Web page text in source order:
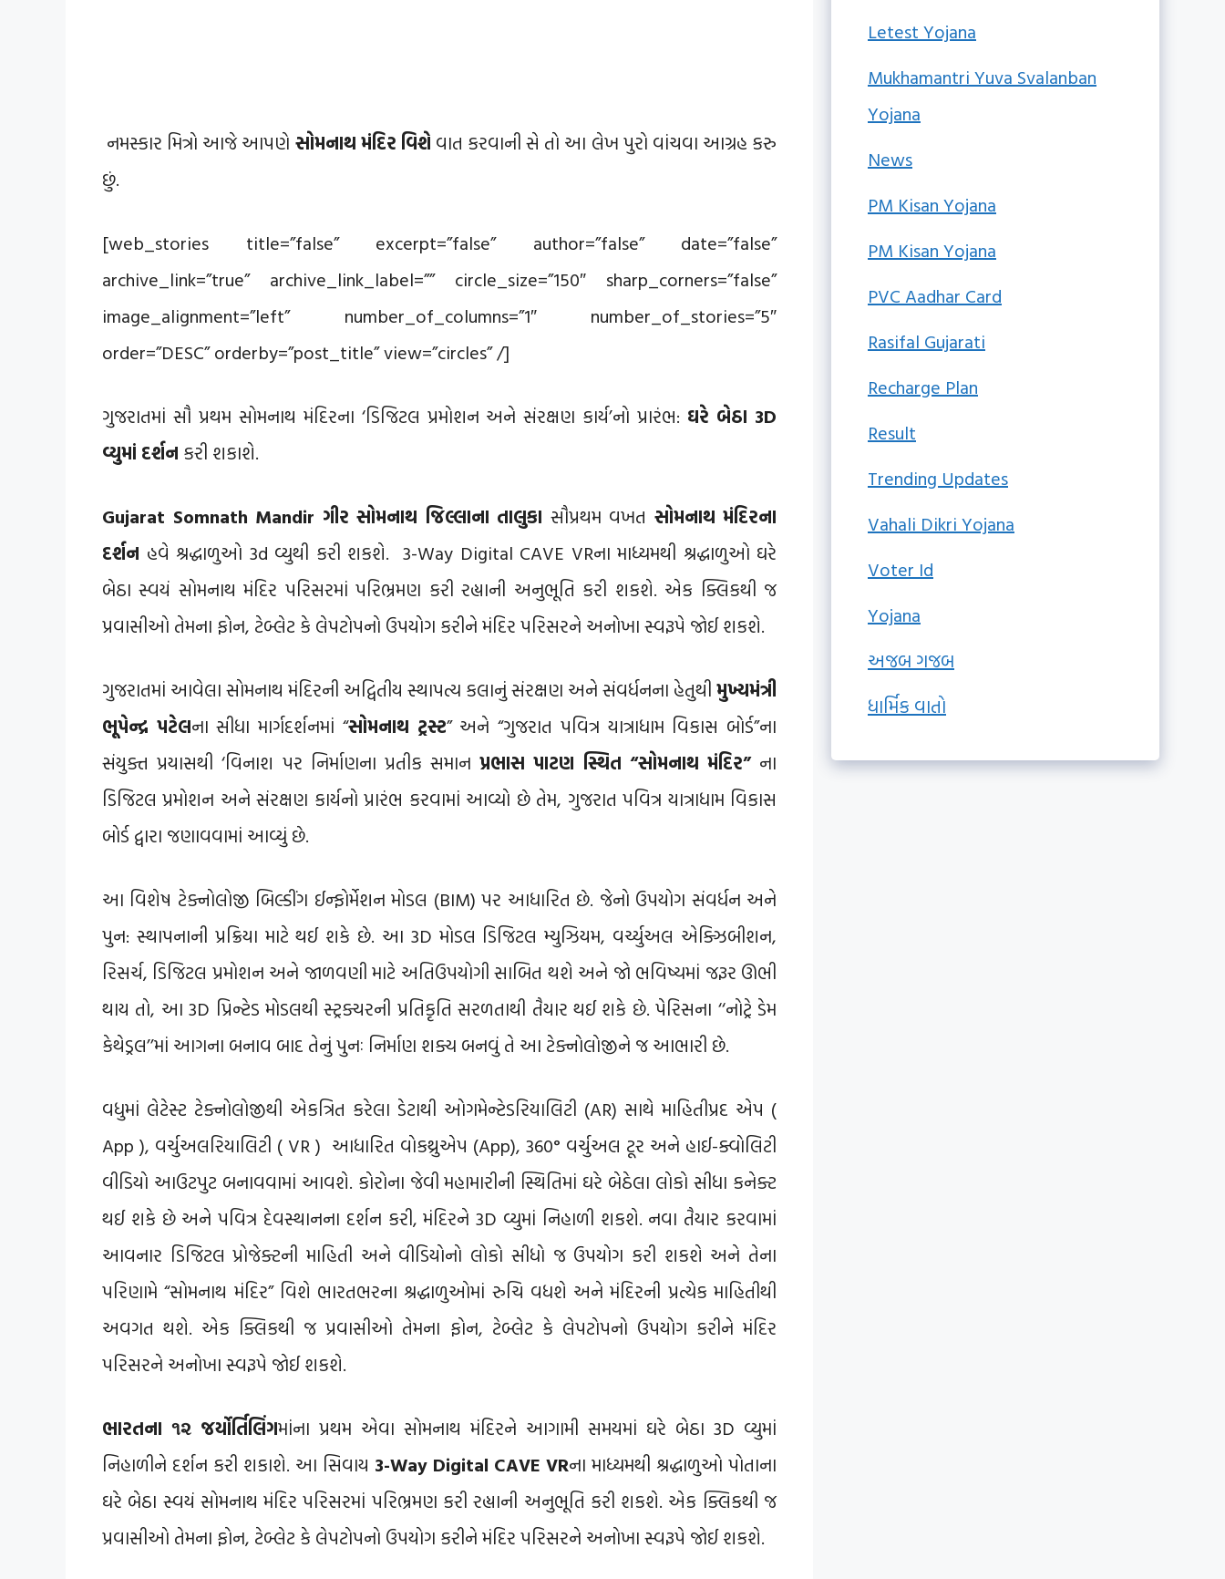
નમસ્કાર મિત્રો આજે આપણે સોમનાથ મંદિર વિશે વાત કરવાની સે તો આ લેખ પુરો વાંચવા આગ્રહ કરુ
છું.
[web_stories title=”false” excerpt=”false” author=”false” date=”false”
archive_link=”true” archive_link_label=”” circle_size=”150″ sharp_corners=”false”
image_alignment=”left” number_of_columns=”1″ number_of_stories=”5″
order=”DESC” orderby=”post_title” view=”circles” /]
ગુજરાતમાં સૌ પ્રથમ સોમનાથ મંદિરના ‘ડિજિટલ પ્રમોશન અને સંરક્ષણ કાર્ય’નો પ્રારંભ: ઘરે બેઠા 3D
વ્યુમાં દર્શન કરી શકાશે.
Gujarat Somnath Mandir ગીર સોમનાથ જિલ્લાના તાલુકા સૌપ્રથમ વખત સોમનાથ મંદિરના
દર્શન હવે શ્રદ્ધાળુઓ 3d વ્યુથી કરી શકશે. 3-Way Digital CAVE VRના માધ્યમથી શ્રદ્ધાળુઓ ઘરે
બેઠા સ્વયં સોમનાથ મંદિર પરિસરમાં પરિભ્રમણ કરી રહ્યાની અનુભૂતિ કરી શકશે. એક ક્લિકથી જ
પ્રવાસીઓ તેમના ફોન, ટેબ્લેટ કે લેપટોપનો ઉપયોગ કરીને મંદિર પરિસરને અનોખા સ્વરૂપે જોઈ શકશે.
ગુજરાતમાં આવેલા સોમનાથ મંદિરની અદ્વિતીય સ્થાપત્ય કલાનું સંરક્ષણ અને સંવર્ધનના હેતુથી મુખ્યમંત્રી
ભૂપેન્દ્ર પટેલના સીધા માર્ગદર્શનમાં “સોમનાથ ટ્રસ્ટ” અને “ગુજરાત પવિત્ર યાત્રાધામ વિકાસ બોર્ડ”ના
સંયુક્ત પ્રયાસથી ‘વિનાશ પર નિર્માણના પ્રતીક સમાનપ્રભાસ પાટણ સ્થિત “સોમનાથ મંદિર”ના
ડિજિટલ પ્રમોશન અને સંરક્ષણ કાર્યનો પ્રારંભ કરવામાં આવ્યો છે તેમ, ગુજરાત પવિત્ર યાત્રાધામ વિકાસ
બોર્ડ દ્વારા જણાવવામાં આવ્યું છે.
આ વિશેષ ટેક્નોલોજી બિલ્ડીંગ ઈન્ફોર્મેશન મોડલ (BIM) પર આધારિત છે. જેનો ઉપયોગ સંવર્ધન અને
પુન: સ્થાપનાની પ્રક્રિયા માટે થઈ શકે છે. આ 3D મોડલ ડિજિટલ મ્યુઝિયમ, વર્ચ્યુઅલ એક્ઝિબીશન,
રિસર્ચ, ડિજિટલ પ્રમોશન અને જાળવણી માટે અતિઉપયોગી સાબિત થશે અને જો ભવિષ્યમાં જરૂર ઊભી
થાય તો, આ 3D પ્રિન્ટેડ મોડલથી સ્ટ્રક્ચરની પ્રતિકૃતિ સરળતાથી તૈયાર થઈ શકે છે. પેરિસના ‘‘નોટ્રે ડેમ
કેથેડ્રલ’’માં આગના બનાવ બાદ તેનું પુનઃ નિર્માણ શક્ય બનવું તે આ ટેક્નોલોજીને જ આભારી છે.
વધુમાં લેટેસ્ટ ટેક્નોલોજીથી એકત્રિત કરેલા ડેટાથી ઓગમેન્ટેડરિયાલિટી (AR) સાથે માહિતીપ્રદ એપ (
App ), વર્ચુઅલરિયાલિટી ( VR ) આધારિત વોકથ્રુએપ (App), 360° વર્ચુઅલ ટૂર અને હાઈ-ક્વોલિટી
વીડિયો આઉટપુટ બનાવવામાં આવશે. કોરોના જેવી મહામારીની સ્થિતિમાં ઘરે બેઠેલા લોકો સીધા કનેક્ટ
થઈ શકે છે અને પવિત્ર દેવસ્થાનના દર્શન કરી, મંદિરને 3D વ્યુમાં નિહાળી શકશે. નવા તૈયાર કરવામાં
આવનાર ડિજિટલ પ્રોજેક્ટની માહિતી અને વીડિયોનો લોકો સીધો જ ઉપયોગ કરી શકશે અને તેના
પરિણામે “સોમનાથ મંદિર” વિશે ભારતભરના શ્રદ્ધાળુઓમાં રુચિ વધશે અને મંદિરની પ્રત્યેક માહિતીથી
અવગત થશે. એક ક્લિકથી જ પ્રવાસીઓ તેમના ફોન, ટેબ્લેટ કે લેપટોપનો ઉપયોગ કરીને મંદિર
પરિસરને અનોખા સ્વરૂપે જોઈ શકશે.
ભારતના ૧૨ જર્યોર્તિલિંગમાંના પ્રથમ એવા સોમનાથ મંદિરને આગામી સમયમાં ઘરે બેઠા 3D વ્યુમાં
નિહાળીને દર્શન કરી શકાશે. આ સિવાય 3-Way Digital CAVE VRના માધ્યમથી શ્રદ્ધાળુઓ પોતાના
ઘરે બેઠા સ્વયં સોમનાથ મંદિર પરિસરમાં પરિભ્રમણ કરી રહ્યાની અનુભૂતિ કરી શકશે. એક ક્લિકથી જ
પ્રવાસીઓ તેમના ફોન, ટેબ્લેટ કે લેપટોપનો ઉપયોગ કરીને મંદિર પરિસરને અનોખા સ્વરૂપે જોઈ શકશે.
Letest Yojana
Mukhamantri Yuva Svalanban
Yojana
News
PM Kisan Yojana
PM Kisan Yojana
PVC Aadhar Card
Rasifal Gujarati
Recharge Plan
Result
Trending Updates
Vahali Dikri Yojana
Voter Id
Yojana
અજબ ગજબ
ધાર્મિક વાતો